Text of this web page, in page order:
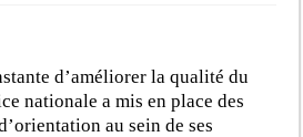
d’améliorer la qualité du
nationale a mis en place des
au sein de ses